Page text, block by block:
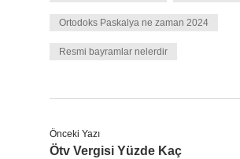
Ortodoks Paskalya ne zaman 2024
Resmi bayramlar nelerdir
Önceki Yazı
Ötv Vergisi Yüzde Kaç